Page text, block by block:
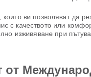
ви позволяват да
с качеството или
изживяване при
от